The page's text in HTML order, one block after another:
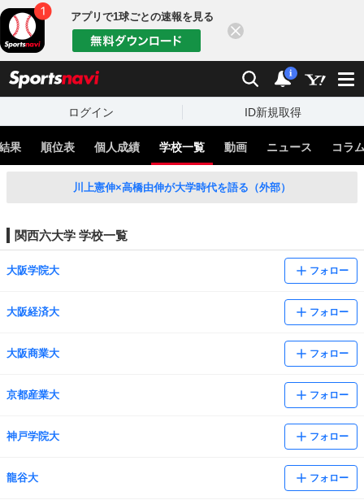
アプリで1球ごとの速報を見る
検索 通知
i
ログイン ID新規取得
果 順位表 個人成績 学校一覧 動画 ニュース コラ
川上憲伸×高橋由伸が大学時代を語る（外部）
関西六大学 学校一覧
大阪学院大 フォロー
大阪経済大 フォロー
大阪商業大 フォロー
京都産業大 フォロー
神戸学院大 フォロー
龍谷大 フォロー